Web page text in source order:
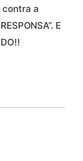
contra a
E